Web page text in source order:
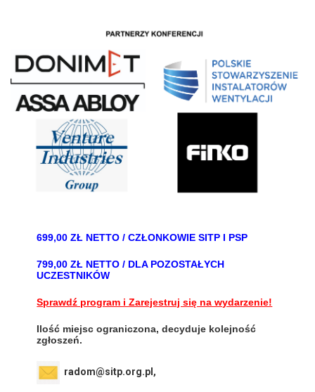
699,00 ZŁ NETTO / CZŁONKOWIE SITP I PSP
799,00 ZŁ NETTO / DLA POZOSTAŁYCH
UCZESTNIKÓW
Sprawdź program i Zarejestruj się na wydarzenie!
Ilość miejsc ograniczona, decyduje kolejność
zgłoszeń.
radom@sitp.org.pl,